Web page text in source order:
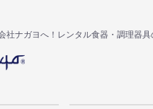
ナガヨへ！レンタル食器・調理器具